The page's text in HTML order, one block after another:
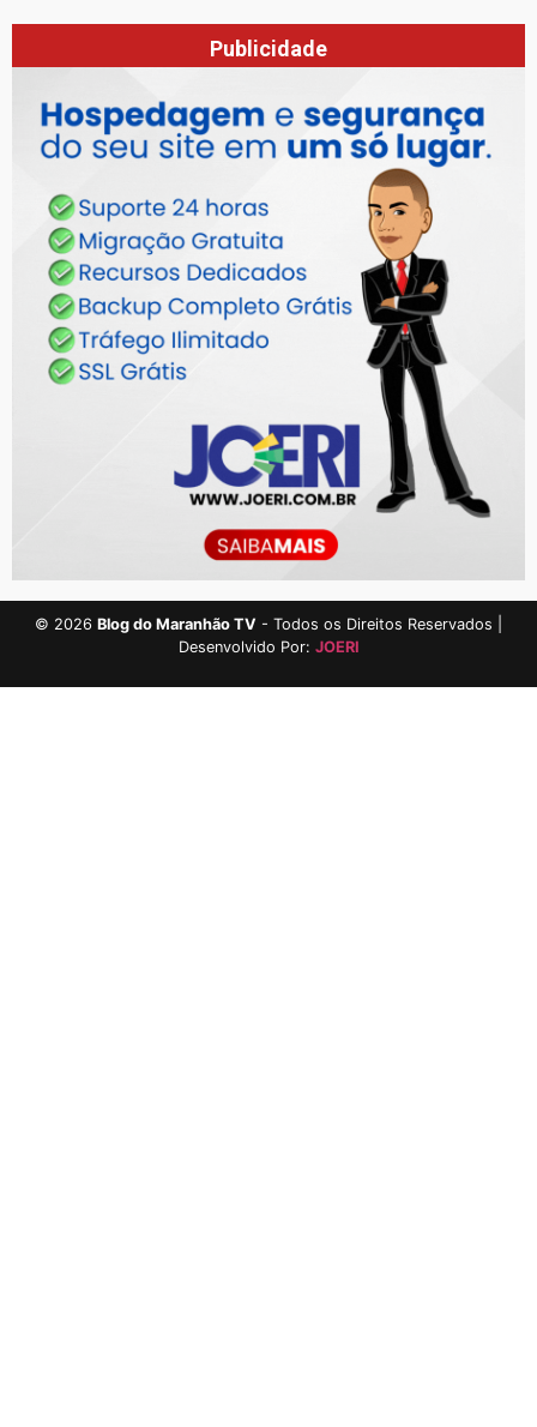
Publicidade
© 2026 Blog do Maranhão TV - Todos os Direitos Reservados |
Desenvolvido Por: JOERI